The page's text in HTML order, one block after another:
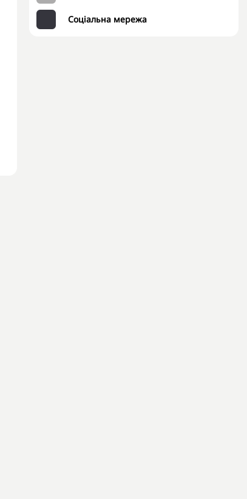
Соціальна мережа